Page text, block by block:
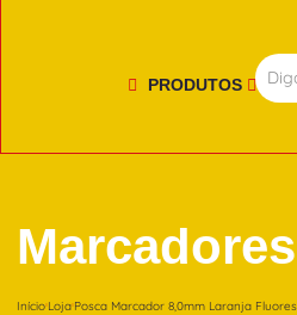
PRODUTOS
Marcadores
Início Loja Posca Marcador 8,0mm Laranja